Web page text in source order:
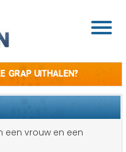
grap uithalen?
een vrouw en een